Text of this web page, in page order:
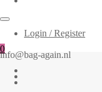
Login / Register
0
info@bag-again.nl